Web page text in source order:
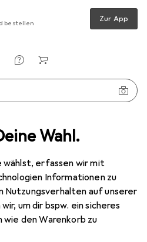
Wahl.
wählst, erfassen wir mit
Informationen zu
Nutzungsverhalten auf unserer
um dir bspw. ein sicheres
wie den Warenkorb zu
bestellen Zur App
Dipos Displayschutz Anti-Shock
Bilder
Anti-Shock